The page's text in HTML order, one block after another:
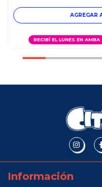
RECIBÍ EL LUNES EN AMBA
Información